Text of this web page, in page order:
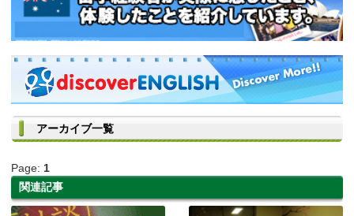
アーカイブ一覧
Page: 1
関連記事